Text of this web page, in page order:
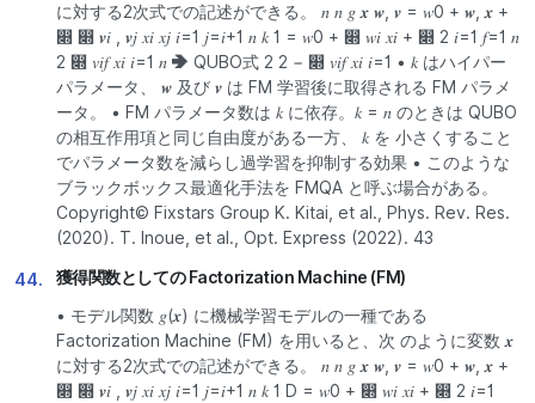
に対する2次式での記述ができる。 𝑛 𝑛 𝑔 𝒙 𝒘, 𝒗 = 𝑤0 + 𝒘, 𝒙 +
෍ ෍ 𝒗𝑖 , 𝒗𝑗 𝑥𝑖 𝑥𝑗 𝑖=1 𝑗=𝑖+1 𝑛 𝑘 1 = 𝑤0 + ෍ 𝑤𝑖 𝑥𝑖 + ෍ 2 𝑖=1 𝑓=1 𝑛
2 ෍ 𝑣𝑖𝑓 𝑥𝑖 𝑖=1 𝑛 ➔ QUBO式 2 2 − ෍ 𝑣𝑖𝑓 𝑥𝑖 𝑖=1 • 𝑘 はハイパー
パラメータ、 𝒘 及び 𝒗 は FM 学習後に取得される FM パラメ
ータ。 • FM パラメータ数は 𝑘 に依存。𝑘 = 𝑛 のときは QUBO
の相互作用項と同じ自由度がある一方、 𝑘 を 小さくすること
でパラメータ数を減らし過学習を抑制する効果 • このような
ブラックボックス最適化手法を FMQA と呼ぶ場合がある。
Copyright© Fixstars Group K. Kitai, et al., Phys. Rev. Res.
(2020). T. Inoue, et al., Opt. Express (2022). 43
44.
獲得関数としての Factorization Machine (FM)
• モデル関数 𝑔(𝒙) に機械学習モデルの一種である
Factorization Machine (FM) を用いると、次 のように変数 𝒙
に対する2次式での記述ができる。 𝑛 𝑛 𝑔 𝒙 𝒘, 𝒗 = 𝑤0 + 𝒘, 𝒙 +
෍ ෍ 𝒗𝑖 , 𝒗𝑗 𝑥𝑖 𝑥𝑗 𝑖=1 𝑗=𝑖+1 𝑛 𝑘 1 D = 𝑤0 + ෍ 𝑤𝑖 𝑥𝑖 + ෍ 2 𝑖=1